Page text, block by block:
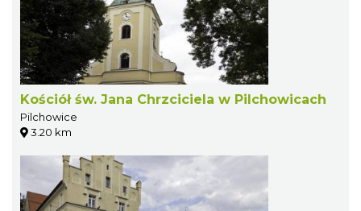
Kościół św. Jana Chrzciciela w Pilchowicach
Pilchowice
3.20 km